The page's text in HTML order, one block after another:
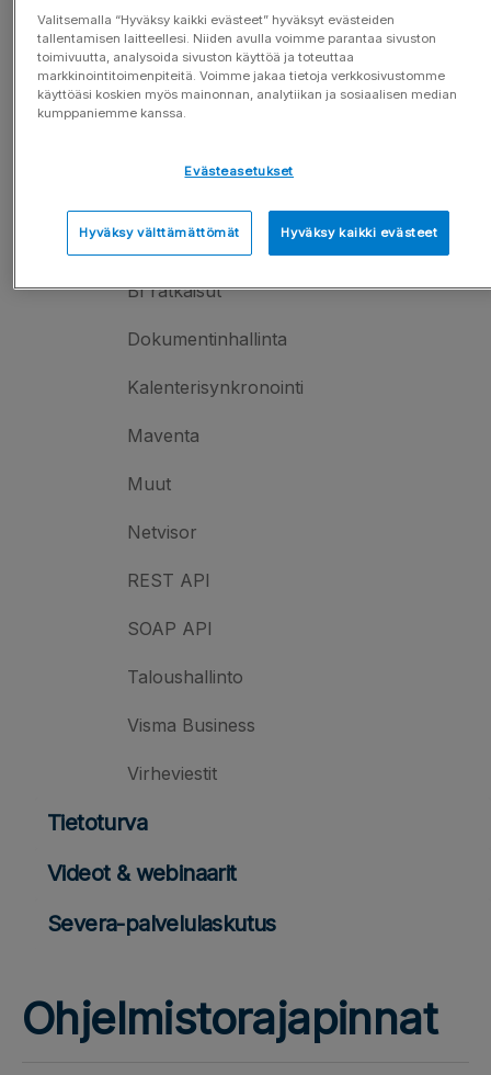
Käyttäjien hallinta
Asetukset & käyttöoikeudet
Ohjelmistorajapinnat
BI ratkaisut
Dokumentinhallinta
Kalenterisynkronointi
Maventa
Muut
Netvisor
REST API
SOAP API
Taloushallinto
Visma Business
Virheviestit
Tietoturva
Videot & webinaarit
Severa-palvelulaskutus
Ohjelmistorajapinnat
Valitsemalla “Hyväksy kaikki evästeet” hyväksyt evästeiden
tallentamisen laitteellesi. Niiden avulla voimme parantaa sivuston
toimivuutta, analysoida sivuston käyttöä ja toteuttaa
markkinointitoimenpiteitä. Voimme jakaa tietoja verkkosivustomme
käyttöäsi koskien myös mainonnan, analytiikan ja sosiaalisen median
kumppaniemme kanssa.
Evästeasetukset
Hyväksy välttämättömät Hyväksy kaikki evästeet